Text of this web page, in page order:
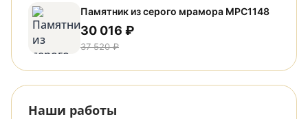
Памятник из серого мрамора МРС1148
30 016 ₽
37 520 ₽
Наши работы